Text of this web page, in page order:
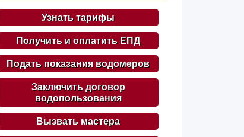
Узнать тарифы
Получить и оплатить ЕПД
Подать показания водомеров
Заключить договор
водопользования
Вызвать мастера